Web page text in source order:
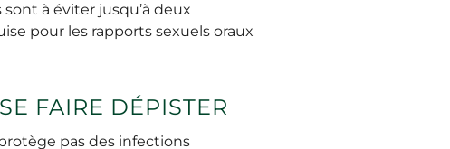
à éviter jusqu’à deux
pour les rapports sexuels oraux
FAIRE DÉPISTER
pas des infections